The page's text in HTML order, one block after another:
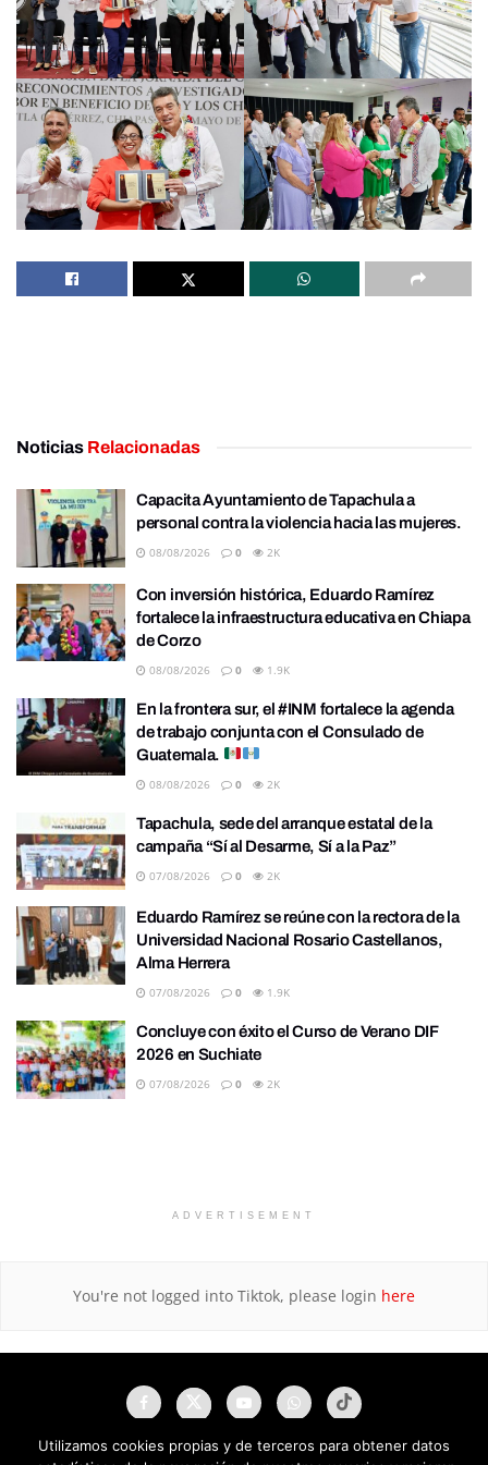
Noticias Relacionadas
Capacita Ayuntamiento de Tapachula a
personal contra la violencia hacia las mujeres.
08/08/2026 0 2K
Con inversión histórica, Eduardo Ramírez
fortalece la infraestructura educativa en Chiapa
de Corzo
08/08/2026 0 1.9K
En la frontera sur, el #INM fortalece la agenda
de trabajo conjunta con el Consulado de
Guatemala.
08/08/2026 0 2K
Tapachula, sede del arranque estatal de la
campaña “Sí al Desarme, Sí a la Paz”
07/08/2026 0 2K
Eduardo Ramírez se reúne con la rectora de la
Universidad Nacional Rosario Castellanos,
Alma Herrera
07/08/2026 0 1.9K
Concluye con éxito el Curso de Verano DIF
2026 en Suchiate
07/08/2026 0 2K
ADVERTISEMENT
You're not logged into Tiktok, please login here
Utilizamos cookies propias y de terceros para obtener datos